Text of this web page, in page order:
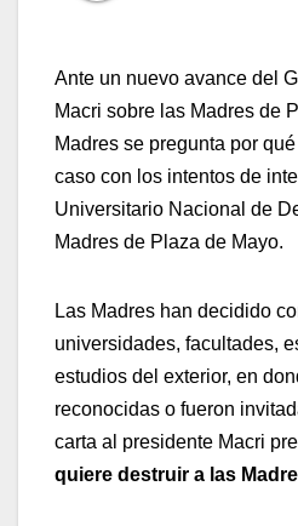
Ante un nuevo avance del
Macri sobre las Madres de
Madres se pregunta por
caso con los intentos de
Universitario Nacional de
Madres de Plaza de Mayo.
Las Madres han decidido
universidades, facultades,
estudios del exterior, en
reconocidas o fueron
carta al presidente Macri
quiere destruir a las